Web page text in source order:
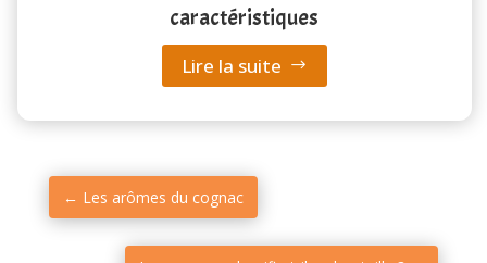
caractéristiques
Lire la suite
← Les arômes du cognac